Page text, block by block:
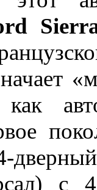
как
с